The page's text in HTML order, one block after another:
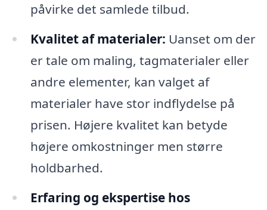
påvirke det samlede tilbud.
Kvalitet af materialer: Uanset om der
er tale om maling, tagmaterialer eller
andre elementer, kan valget af
materialer have stor indflydelse på
prisen. Højere kvalitet kan betyde
højere omkostninger men større
holdbarhed.
Erfaring og ekspertise hos